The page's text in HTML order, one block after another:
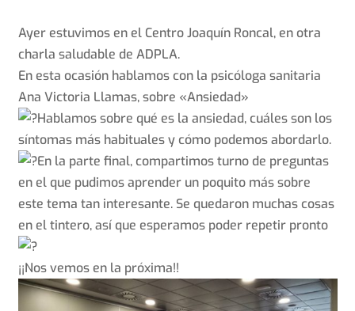
Ayer estuvimos en el Centro Joaquín Roncal, en otra
charla saludable de ADPLA.
En esta ocasión hablamos con la psicóloga sanitaria
Ana Victoria Llamas, sobre «Ansiedad»
Hablamos sobre qué es la ansiedad, cuáles son los
síntomas más habituales y cómo podemos abordarlo.
En la parte final, compartimos turno de preguntas
en el que pudimos aprender un poquito más sobre
este tema tan interesante. Se quedaron muchas cosas
en el tintero, así que esperamos poder repetir pronto
¡¡Nos vemos en la próxima!!